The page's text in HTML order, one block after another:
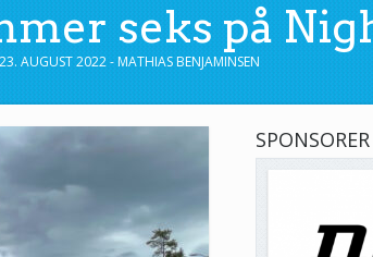
seks på
23. AUGUST 2022 - MATHIAS BENJAMINSEN
SPONSORER